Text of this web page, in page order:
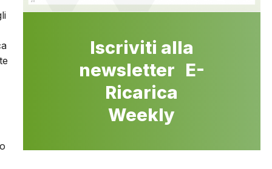
Iscriviti alla
newsletter E-
Ricarica
Weekly